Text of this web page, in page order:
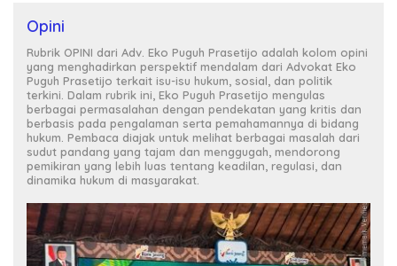
Opini
Rubrik OPINI dari Adv. Eko Puguh Prasetijo adalah kolom opini
yang menghadirkan perspektif mendalam dari Advokat Eko
Puguh Prasetijo terkait isu-isu hukum, sosial, dan politik
terkini. Dalam rubrik ini, Eko Puguh Prasetijo mengulas
berbagai permasalahan dengan pendekatan yang kritis dan
berbasis pada pengalaman serta pemahamannya di bidang
hukum. Pembaca diajak untuk melihat berbagai masalah dari
sudut pandang yang tajam dan menggugah, mendorong
pemikiran yang lebih luas tentang keadilan, regulasi, dan
dinamika hukum di masyarakat.